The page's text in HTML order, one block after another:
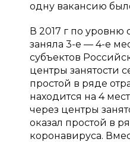
одну вакансию
В 2017 г по уровню
заняла 3-е — 4-е
субъектов
центры занятости
простой в ряде
находится на 4
через центры
оказал простой в
коронавируса.